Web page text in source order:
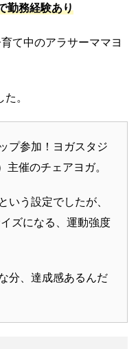
勤務経験あり
て中のアラサーママヨ
。
プ参加！ヨガスタジ
催のチェアヨガ。
いう設定でしたが、
ズになる、運動強度
分、達成感あるんだ